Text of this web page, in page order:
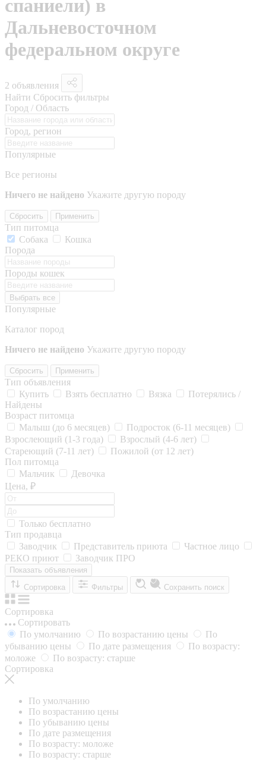
спаниели) в
Дальневосточном
федеральном округе
2 объявления
Найти Сбросить фильтры
Город / Область
Город, регион
Популярные
Все регионы
Ничего не найдено Укажите другую породу
Сбросить Применить
Тип питомца
Собака
Кошка
Порода
Породы кошек
Выбрать все
Популярные
Каталог пород
Ничего не найдено Укажите другую породу
Сбросить Применить
Тип объявления
Купить
Взять бесплатно Вязка
Потерялись /
Найдены
Возраст питомца
Малыш (до 6 месяцев)
Подросток (6-11 месяцев)
Взрослеющий (1-3 года)
Взрослый (4-6 лет)
Стареющий (7-11 лет)
Пожилой (от 12 лет)
Пол питомца
Мальчик
Девочка
Цена, ₽
Только бесплатно
Тип продавца
Заводчик
Представитель приюта
Частное лицо
РЕКО приют
Заводчик ПРО
Показать объявления
Сортировка
Фильтры Сохранить поиск
Сортировка
Сортировать
По умолчанию
По возрастанию цены
По
убыванию цены
По дате размещения
По возрасту:
моложе
По возрасту: старше
Сортировка
По умолчанию
По возрастанию цены
По убыванию цены
По дате размещения
По возрасту: моложе
По возрасту: старше